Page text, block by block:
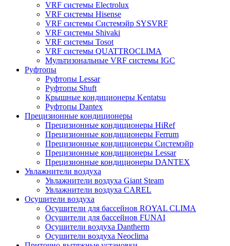
VRF системы Electrolux
VRF системы Hisense
VRF системы Системэйр SYSVRF
VRF системы Shivaki
VRF системы Tosot
VRF системы QUATTROCLIMA
Мультизональные VRF системы IGC
Руфтопы
Руфтопы Lessar
Руфтопы Shuft
Крышные кондиционеры Kentatsu
Руфтопы Dantex
Прецизионные кондиционеры
Прецизионные кондиционеры HiRef
Прецизионные кондиционеры Ferrum
Прецизионные кондиционеры Системэйр
Прецизионные кондиционеры Lessar
Прецизионные кондиционеры DANTEX
Увлажнители воздуха
Увлажнители воздуха Giant Steam
Увлажнители воздуха CAREL
Осушители воздуха
Осушители для бассейнов ROYAL CLIMA
Осушители для бассейнов FUNAI
Осушители воздуха Dantherm
Осушители воздуха Neoclima